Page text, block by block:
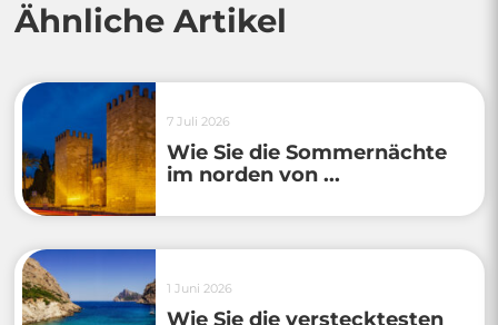
Ähnliche Artikel
7 Juli 2026
Wie Sie die Sommernächte
im norden von ...
1 Juni 2026
Wie Sie die verstecktesten